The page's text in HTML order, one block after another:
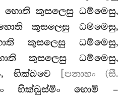
හොති කුසලෙසු ධම්මෙසු,
කුසලෙසු ධම්මෙසු,
කුසලෙසු ධම්මෙසු,
කුසලෙසු ධම්මෙසු,
භික්ඛවෙ
[පනාහං (සී.
භික්ඛුස්මිං හොමි –